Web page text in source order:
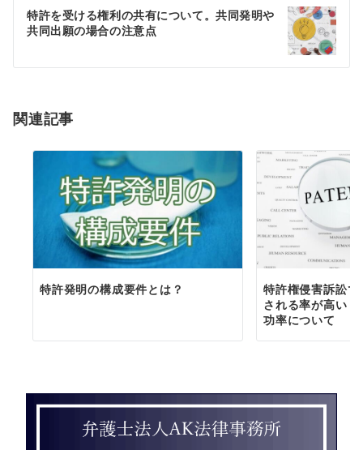
ゲ
ー
シ
ン
特許を受ける権利の共有について。共同発明や
共同出願の場合の注意点
関連記事
特許発明の構成要件とは？
特許権侵害訴訟
される率が高い
功率について